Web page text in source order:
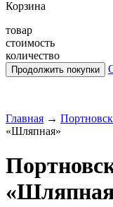
Корзина
товар
стоимость
количество
Главная →
«Шляпная»